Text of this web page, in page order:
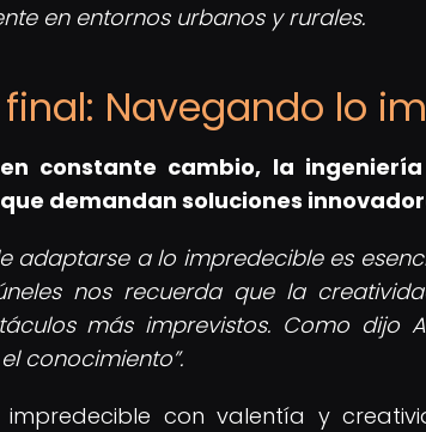
en entornos urbanos y rurales.
final: Navegando lo
constante cambio, la
demandan soluciones
adaptarse a lo impredecible es
nos recuerda que la
más imprevistos. Como dijo
conocimiento .
impredecible con valentía y